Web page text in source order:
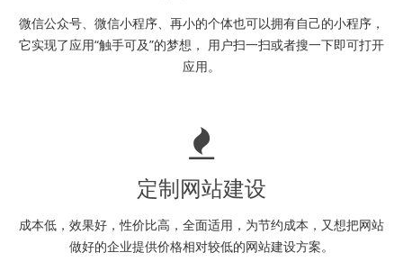
微信公众号、微信小程序、再小的个体也可以拥有自己的小程序，
它实现了应用“触手可及”的梦想， 用户扫一扫或者搜一下即可打开
应用。
定制网站建设
成本低，效果好，性价比高，全面适用，为节约成本，又想把网站
做好的企业提供价格相对较低的网站建设方案。